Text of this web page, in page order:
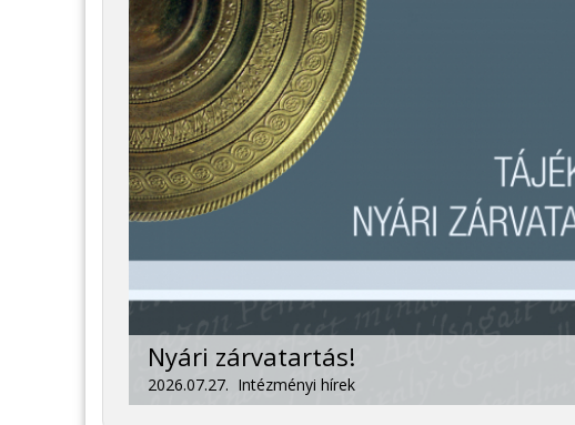
Nyári zárvatartás!
2026.07.27. Intézményi hírek